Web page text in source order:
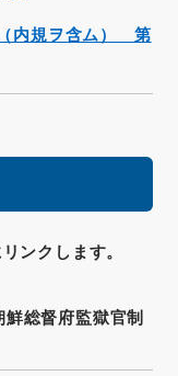
内規ヲ含ム） 第
ンクします。
総督府監獄官制